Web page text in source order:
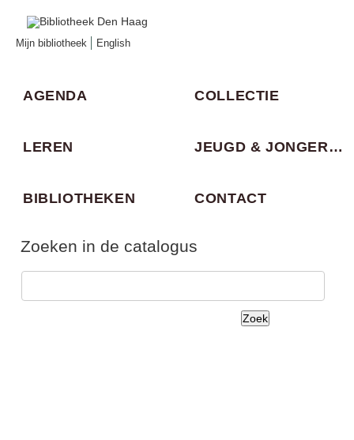
Mijn bibliotheek English
AGENDA COLLECTIE
LEREN JEUGD & JONGEREN
BIBLIOTHEKEN CONTACT
Zoeken in de catalogus